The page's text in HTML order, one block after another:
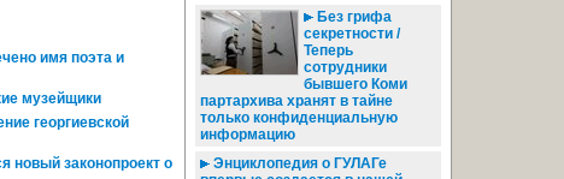
имя поэта и
музейщики
георгиевской
новый законопроект о
Без грифа
секретности /
Теперь
сотрудники
бывшего Коми
партархива хранят в тайне
только конфиденциальную
информацию
Энциклопедия о ГУЛАГе